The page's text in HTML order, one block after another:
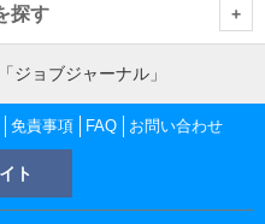
迎ドライバー
馬場
田馬場 デリヘル送迎ドライバー
探す
ジョブジャーナル」
免責事項 FAQ お問い合わせ
ト